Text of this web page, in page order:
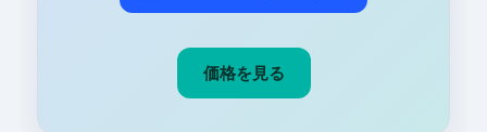
価格を見る